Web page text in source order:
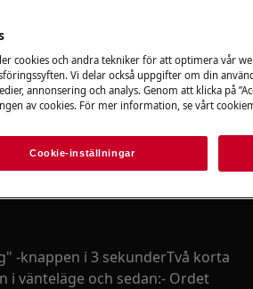
-knappen i 3 sekunderTvå korta
i vänteläge och sedan:- Ordet
cookies och andra tekniker för att optimera vår
Vi delar också uppgifter om din
annonsering och analys. Genom att klicka på
av cookies. För mer information, se vårt
Cookie-inställningar